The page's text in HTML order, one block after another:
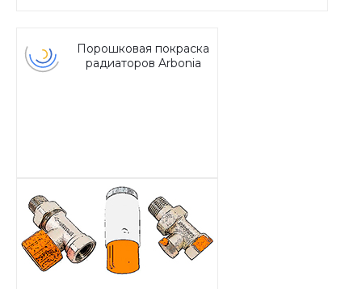
Порошковая покраска
радиаторов Arbonia